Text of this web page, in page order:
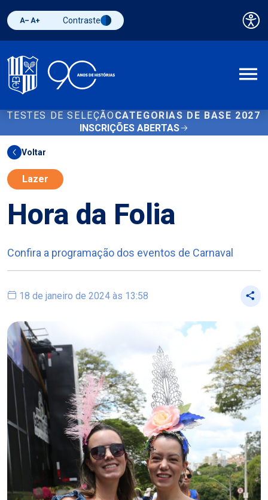
Diminuir fonte
Aumentar fonteAlternar contraste
Contraste
TESTES DE SELEÇÃO CATEGORIAS DE BASE 2027
INSCRIÇÕES ABERTAS
Voltar
Lazer
Hora da Folia
Confira a programação dos eventos de Carnaval
18 de janeiro de 2024 às 13:58